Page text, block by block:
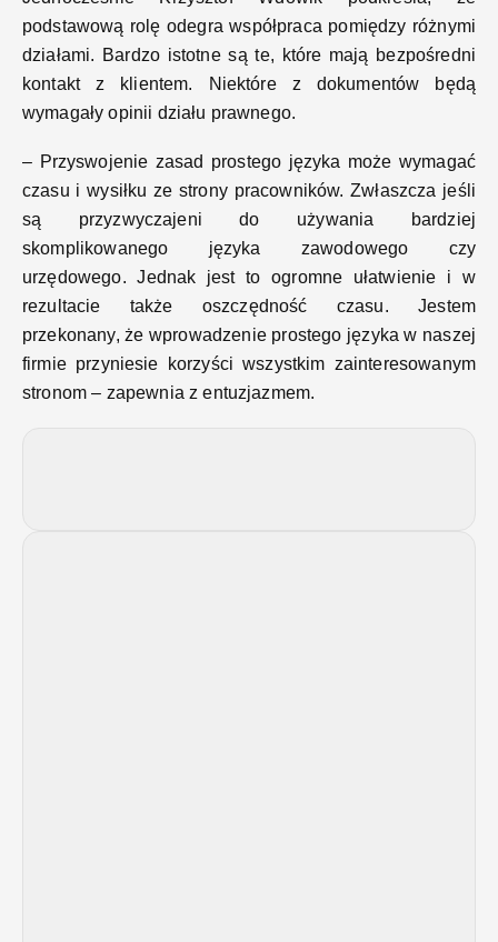
podstawową rolę odegra współpraca pomiędzy różnymi
działami. Bardzo istotne są te, które mają bezpośredni
kontakt z klientem. Niektóre z dokumentów będą
wymagały opinii działu prawnego.
– Przyswojenie zasad prostego języka może wymagać
czasu i wysiłku ze strony pracowników. Zwłaszcza jeśli
są przyzwyczajeni do używania bardziej
skomplikowanego języka zawodowego czy
urzędowego. Jednak jest to ogromne ułatwienie i w
rezultacie także oszczędność czasu. Jestem
przekonany, że wprowadzenie prostego języka w naszej
firmie przyniesie korzyści wszystkim zainteresowanym
stronom – zapewnia z entuzjazmem.